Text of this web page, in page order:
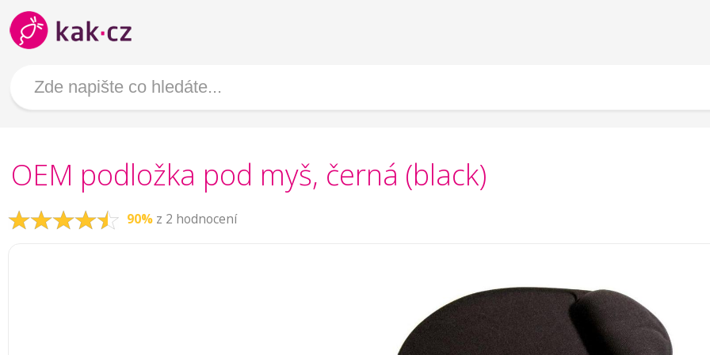
OEM podložka pod myš, černá (black)
90% z 2 hodnocení